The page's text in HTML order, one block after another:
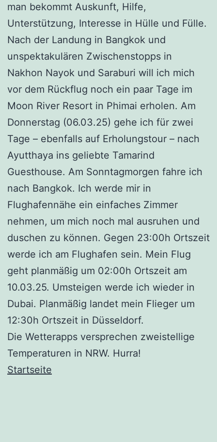
man bekommt Auskunft, Hilfe,
Unterstützung, Interesse in Hülle und Fülle.
Nach der Landung in Bangkok und
unspektakulären Zwischenstopps in
Nakhon Nayok und Saraburi will ich mich
vor dem Rückflug noch ein paar Tage im
Moon River Resort in Phimai erholen. Am
Donnerstag (06.03.25) gehe ich für zwei
Tage – ebenfalls auf Erholungstour – nach
Ayutthaya ins geliebte Tamarind
Guesthouse. Am Sonntagmorgen fahre ich
nach Bangkok. Ich werde mir in
Flughafennähe ein einfaches Zimmer
nehmen, um mich noch mal ausruhen und
duschen zu können. Gegen 23:00h Ortszeit
werde ich am Flughafen sein. Mein Flug
geht planmäßig um 02:00h Ortszeit am
10.03.25. Umsteigen werde ich wieder in
Dubai. Planmäßig landet mein Flieger um
12:30h Ortszeit in Düsseldorf.
Die Wetterapps versprechen zweistellige
Temperaturen in NRW. Hurra!
Startseite